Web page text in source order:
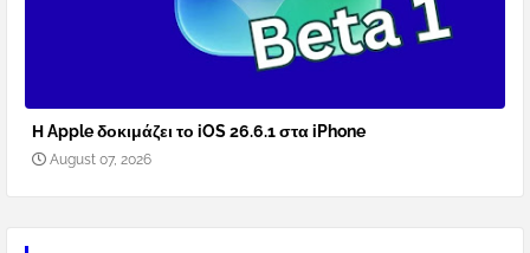
Η Apple δοκιμάζει το iOS 26.6.1 στα iPhone
August 07, 2026